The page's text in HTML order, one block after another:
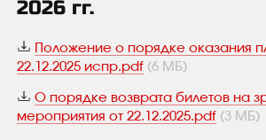
2026 гг.
Положение о порядке оказания
22.12.2025 испр.pdf (6 МБ)
О порядке возврата билетов на
мероприятия от 22.12.2025.pdf (3 МБ)